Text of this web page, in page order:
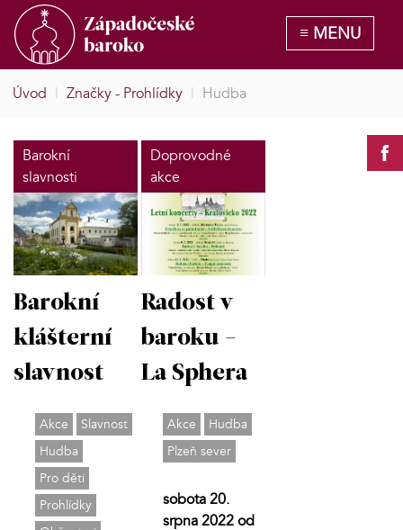
Úvod | Značky - Prohlídky | Hudba
Barokní
slavnosti
Barokní
klášterní
slavnost
Akce
Slavnost
Hudba
Pro děti
Prohlídky
Doprovodné
akce
Radost v
baroku -
La Sphera
Akce
Hudba
Plzeň sever
sobota 20.
srpna 2022 od